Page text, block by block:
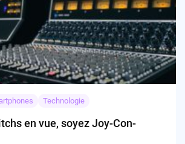
Technologie
en vue, soyez Joy-Con-